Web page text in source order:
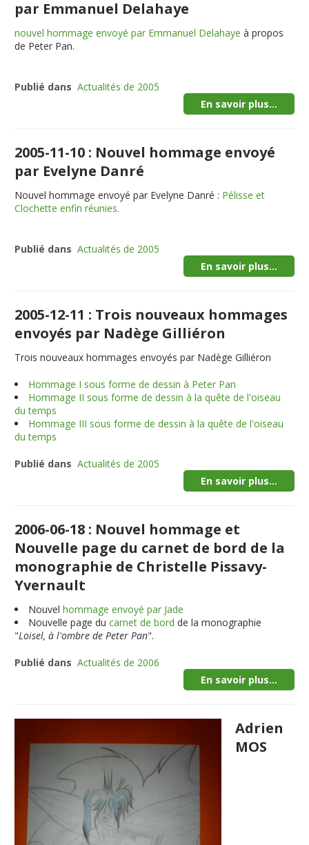
par Emmanuel Delahaye
nouvel hommage envoyé par Emmanuel Delahaye à propos
de Peter Pan.
Publié dans Actualités de 2005
En savoir plus...
2005-11-10 : Nouvel hommage envoyé
par Evelyne Danré
Nouvel hommage envoyé par Evelyne Danré : Pélisse et
Clochette enfin réunies.
Publié dans Actualités de 2005
En savoir plus...
2005-12-11 : Trois nouveaux hommages
envoyés par Nadège Gilliéron
Trois nouveaux hommages envoyés par Nadège Gilliéron
Hommage I sous forme de dessin à Peter Pan
Hommage II sous forme de dessin à la quête de l'oiseau
du temps
Hommage III sous forme de dessin à la quête de l'oiseau
du temps
Publié dans Actualités de 2005
En savoir plus...
2006-06-18 : Nouvel hommage et
Nouvelle page du carnet de bord de la
monographie de Christelle Pissavy-
Yvernault
Nouvelhommage envoyé par Jade
Nouvelle page ducarnet de bord de la monographie
"Loisel, à l'ombre de Peter Pan".
Publié dans Actualités de 2006
En savoir plus...
Adrien
MOS